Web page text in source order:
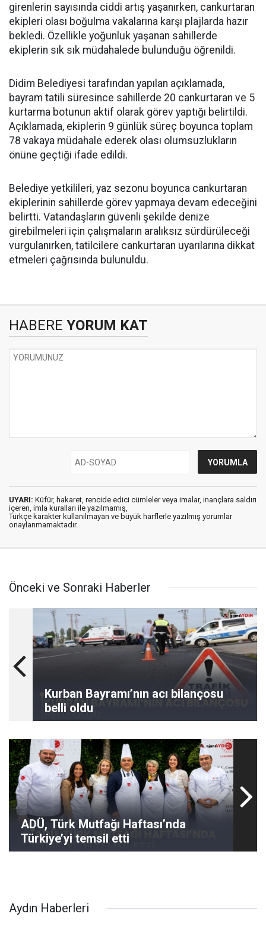
girenlerin sayısında ciddi artış yaşanırken, cankurtaran
ekipleri olası boğulma vakalarına karşı plajlarda hazır
bekledi. Özellikle yoğunluk yaşanan sahillerde
ekiplerin sık sık müdahalede bulunduğu öğrenildi.
Didim Belediyesi tarafından yapılan açıklamada,
bayram tatili süresince sahillerde 20 cankurtaran ve 5
kurtarma botunun aktif olarak görev yaptığı belirtildi.
Açıklamada, ekiplerin 9 günlük süreç boyunca toplam
78 vakaya müdahale ederek olası olumsuzlukların
önüne geçtiği ifade edildi.
Belediye yetkilileri, yaz sezonu boyunca cankurtaran
ekiplerinin sahillerde görev yapmaya devam edeceğini
belirtti. Vatandaşların güvenli şekilde denize
girebilmeleri için çalışmaların aralıksız sürdürüleceği
vurgulanırken, tatilcilere cankurtaran uyarılarına dikkat
etmeleri çağrısında bulunuldu.
HABERE YORUM KAT
UYARI: Küfür, hakaret, rencide edici cümleler veya imalar, inançlara saldırı
içeren, imla kuralları ile yazılmamış,
Türkçe karakter kullanılmayan ve büyük harflerle yazılmış yorumlar
onaylanmamaktadır.
Önceki ve Sonraki Haberler
Kurban Bayramı’nın acı bilançosu
belli oldu
ADÜ, Türk Mutfağı Haftası’nda
Türkiye’yi temsil etti
Aydın Haberleri